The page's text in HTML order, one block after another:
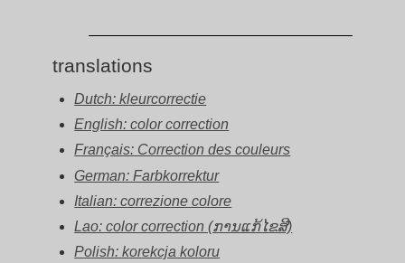
translations
Dutch: kleurcorrectie
English: color correction
Français: Correction des couleurs
German: Farbkorrektur
Italian: correzione colore
Lao: color correction (ການແກ້ໄຂສີ)
Polish: korekcja koloru